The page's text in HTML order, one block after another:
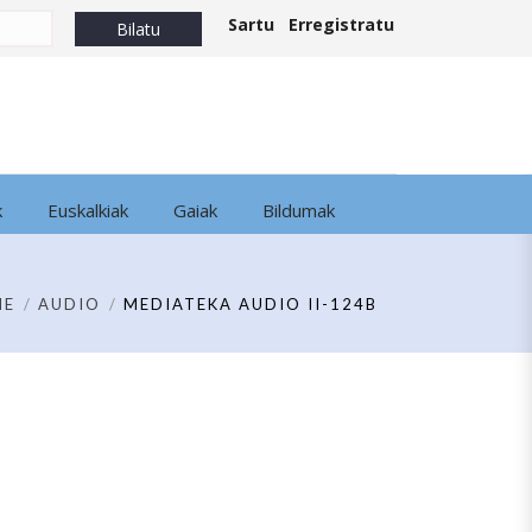
Sartu Erregistratu
Euskalkiak Gaiak Bildumak
AUDIO MEDIATEKA AUDIO II-124B